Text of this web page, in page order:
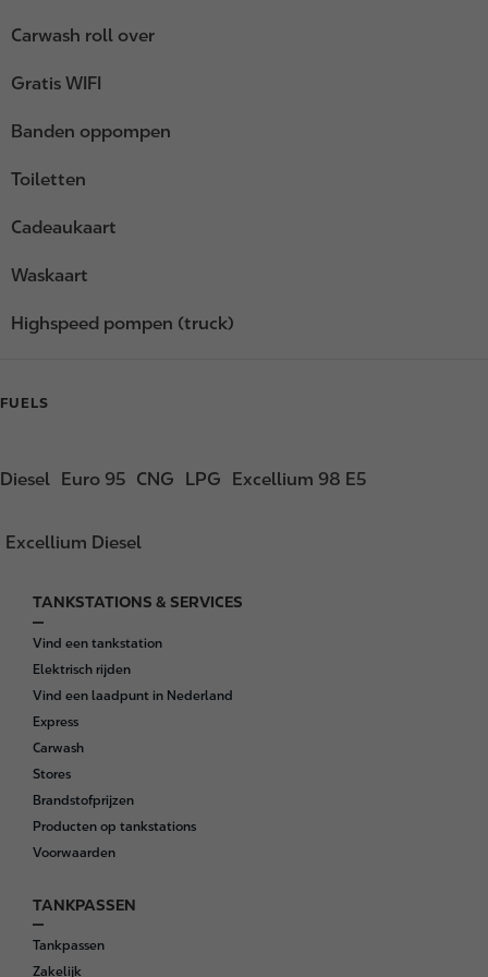
Carwash roll over
Gratis WIFI
Banden oppompen
Toiletten
Cadeaukaart
Waskaart
Highspeed pompen (truck)
FUELS
Diesel Euro 95 CNG LPG Excellium 98 E5
Excellium Diesel
F
o
o
t
e
r
TANKSTATIONS & SERVICES
Vind een tankstation
Elektrisch rijden
Vind een laadpunt in Nederland
Express
Carwash
Stores
Brandstofprijzen
Producten op tankstations
Voorwaarden
TANKPASSEN
Tankpassen
Zakelijk